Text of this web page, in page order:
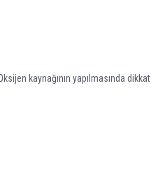
kaynağının yapılmasında dikkat